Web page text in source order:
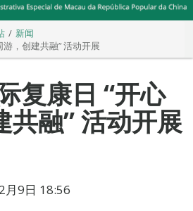
新闻
，创建共融” 活动开展
复康日 “开心
共融” 活动开展
月9日 18:56